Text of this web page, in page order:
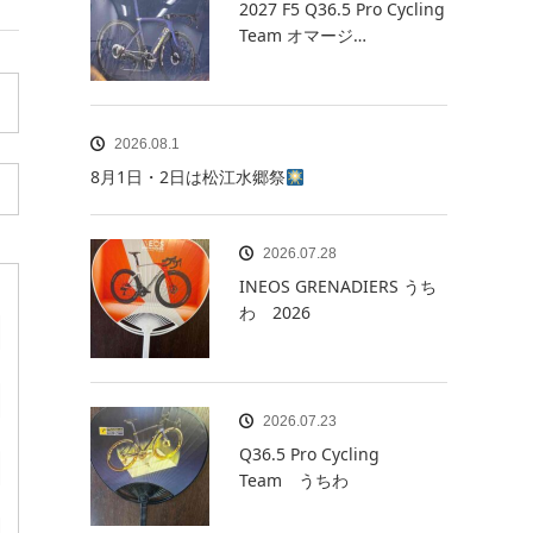
2027 F5 Q36.5 Pro Cycling
Team オマージ…
2026.08.1
8月1日・2日は松江水郷祭
2026.07.28
INEOS GRENADIERS うち
わ 2026
2026.07.23
Q36.5 Pro Cycling
Team うちわ